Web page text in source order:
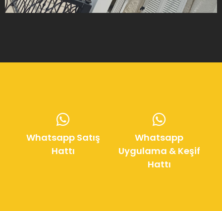
Whatsapp Satış
Hattı
Whatsapp
Uygulama & Keşif
Hattı